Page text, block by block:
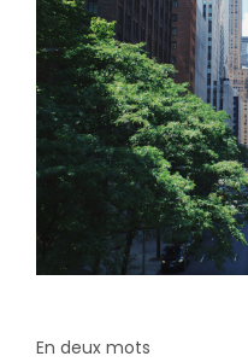
En deux mots